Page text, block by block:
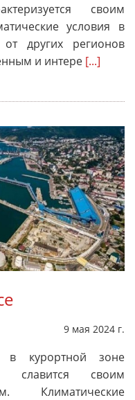
своим
условия в
других регионов
и интере [...]
9 мая 2024 г.
в курортной зоне
славится своим
Климатические